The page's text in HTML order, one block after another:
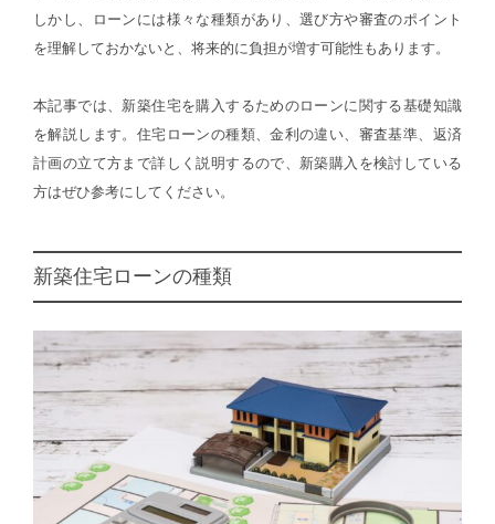
しかし、ローンには様々な種類があり、選び方や審査のポイント
を理解しておかないと、将来的に負担が増す可能性もあります。
本記事では、新築住宅を購入するためのローンに関する基礎知識
を解説します。住宅ローンの種類、金利の違い、審査基準、返済
計画の立て方まで詳しく説明するので、新築購入を検討している
方はぜひ参考にしてください。
新築住宅ローンの種類